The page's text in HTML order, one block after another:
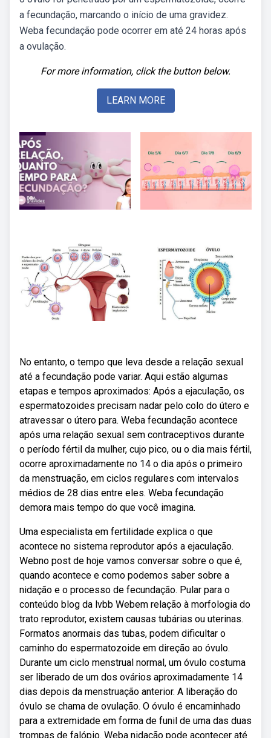
a fecundação, marcando o início de uma gravidez.
Weba fecundação pode ocorrer em até 24 horas após
a ovulação.
For more information, click the button below.
LEARN MORE
No entanto, o tempo que leva desde a relação sexual
até a fecundação pode variar. Aqui estão algumas
etapas e tempos aproximados: Após a ejaculação, os
espermatozoides precisam nadar pelo colo do útero e
atravessar o útero para. Weba fecundação acontece
após uma relação sexual sem contraceptivos durante
o período fértil da mulher, cujo pico, ou o dia mais fértil,
ocorre aproximadamente no 14 o dia após o primeiro
da menstruação, em ciclos regulares com intervalos
médios de 28 dias entre eles. Weba fecundação
demora mais tempo do que você imagina.
Uma especialista em fertilidade explica o que
acontece no sistema reprodutor após a ejaculação.
Webno post de hoje vamos conversar sobre o que é,
quando acontece e como podemos saber sobre a
nidação e o processo de fecundação. Pular para o
conteúdo blog da lvbb Webem relação à morfologia do
trato reprodutor, existem causas tubárias ou uterinas.
Formatos anormais das tubas, podem dificultar o
caminho do espermatozoide em direção ao óvulo.
Durante um ciclo menstrual normal, um óvulo costuma
ser liberado de um dos ovários aproximadamente 14
dias depois da menstruação anterior. A liberação do
óvulo se chama de ovulação. O óvulo é encaminhado
para a extremidade em forma de funil de uma das duas
trompas de falópio. Weba nidação pode acontecer até